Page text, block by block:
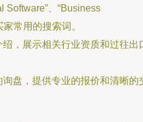
Software”、“Business
常用的搜索词。
绍，展示相关行业资质和过往出
询盘，提供专业的报价和清晰的